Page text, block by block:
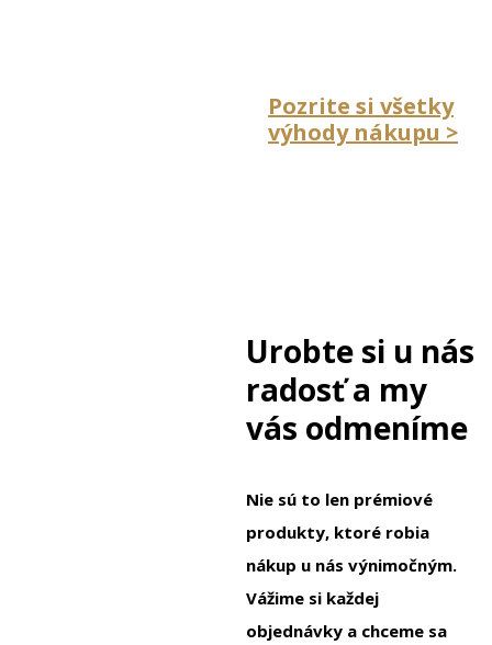
Pozrite si všetky
výhody nákupu >
Urobte si u nás
radosť a my
vás odmeníme
Nie sú to len prémiové
produkty, ktoré robia
nákup u nás výnimočným.
Vážime si každej
objednávky a chceme sa